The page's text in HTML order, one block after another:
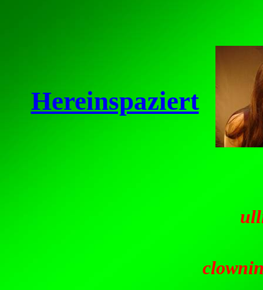
Hereinspaziert